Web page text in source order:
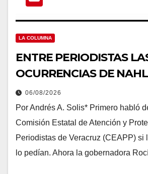
LA COLUMNA
ENTRE PERIODISTAS LAS
OCURRENCIAS DE
06/08/2026
Por Andrés A. Solis* Primero habló
Comisión Estatal de Atención y
Periodistas de Veracruz (CEAPP) si
lo pedían. Ahora la gobernadora